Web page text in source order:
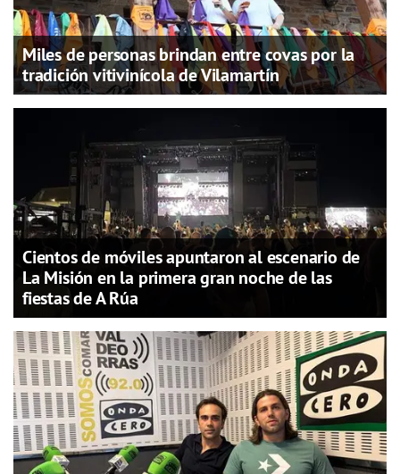
Miles de personas brindan entre covas por la
tradición vitivinícola de Vilamartín
Cientos de móviles apuntaron al escenario de
La Misión en la primera gran noche de las
fiestas de A Rúa